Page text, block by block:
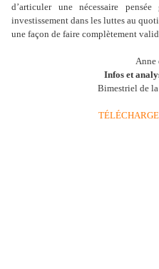
d’articuler une nécessaire
investissement dans les luttes au
une façon de faire complètement
Anne
Infos et
Bimestriel de la